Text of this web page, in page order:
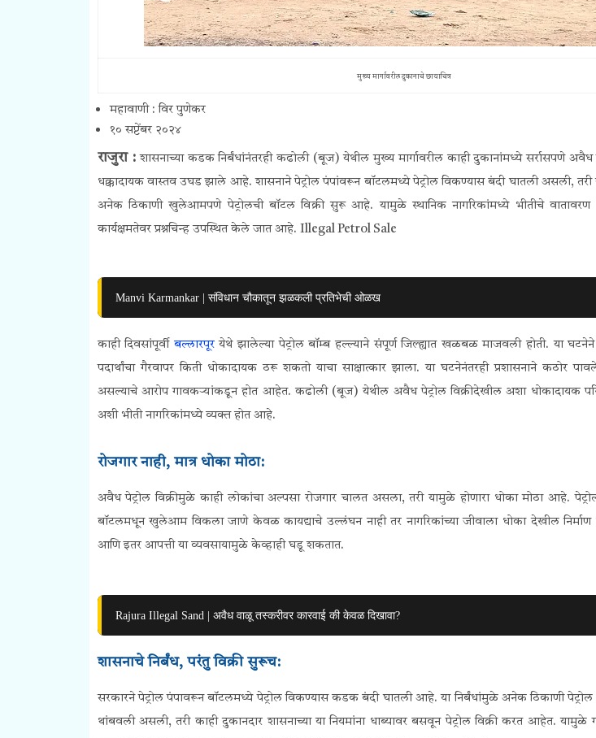
मुख्य मार्गावरील दुकानाचे छायाचित्र
महावाणी : विर पुणेकर
१० सप्टेंबर २०२४
राजुरा : शासनाच्या कडक निर्बंधांनंतरही कढोली (बूज) येथील मुख्य मार्गावरील काही दुकानांमध्ये सर्रासपणे अवैध
धक्कादायक वास्तव उघड झाले आहे. शासनाने पेट्रोल पंपांवरून बॉटलमध्ये पेट्रोल विकण्यास बंदी घातली असली, तरी
अनेक ठिकाणी खुलेआमपणे पेट्रोलची बॉटल विक्री सुरू आहे. यामुळे स्थानिक नागरिकांमध्ये भीतीचे वातावरण
कार्यक्षमतेवर प्रश्नचिन्ह उपस्थित केले जात आहे. Illegal Petrol Sale
Manvi Karmankar | संविधान चौकातून झळकली प्रतिभेची ओळख
काही दिवसांपूर्वी बल्लारपूरयेथे झालेल्या पेट्रोल बॉम्ब हल्ल्याने संपूर्ण जिल्ह्यात खळबळ माजवली होती. या
पदार्थांचा गैरवापर किती धोकादायक ठरू शकतो याचा साक्षात्कार झाला. या घटनेनंतरही प्रशासनाने कठोर
असल्याचे आरोप गावकऱ्यांकडून होत आहेत. कढोली (बूज) येथील अवैध पेट्रोल विक्रीदेखील अशा धोकादायक
अशी भीती नागरिकांमध्ये व्यक्त होत आहे.
रोजगार नाही, मात्र धोका मोठा:
अवैध पेट्रोल विक्रीमुळे काही लोकांचा अल्पसा रोजगार चालत असला, तरी यामुळे होणारा धोका मोठा आहे.
बॉटलमधून खुलेआम विकला जाणे केवळ कायद्याचे उल्लंघन नाही तर नागरिकांच्या जीवाला धोका देखील
आणि इतर आपत्ती या व्यवसायामुळे केव्हाही घडू शकतात.
Rajura Illegal Sand | अवैध वाळू तस्करीवर कारवाई की केवळ दिखावा?
शासनाचे निर्बंध, परंतु विक्री सुरूच:
सरकारने पेट्रोल पंपावरून बॉटलमध्ये पेट्रोल विकण्यास कडक बंदी घातली आहे. या निर्बंधांमुळे अनेक ठिकाणी पेट्रोल
थांबवली असली, तरी काही दुकानदार शासनाच्या या नियमांना धाब्यावर बसवून पेट्रोल विक्री करत आहेत. यामुळे